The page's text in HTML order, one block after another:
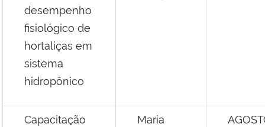
desempenho
fisiológico de
hortaliças em
sistema
hidropônico
Capacitação
Maria